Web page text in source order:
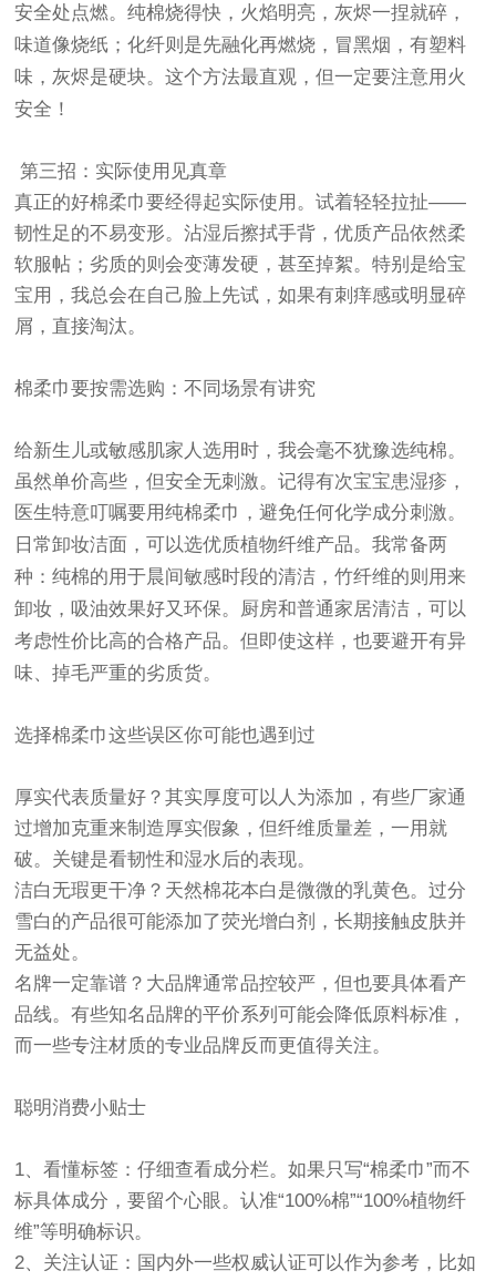
安全处点燃。纯棉烧得快，火焰明亮，灰烬一捏就碎，
味道像烧纸；化纤则是先融化再燃烧，冒黑烟，有塑料
味，灰烬是硬块。这个方法最直观，但一定要注意用火
安全！
第三招：实际使用见真章
真正的好棉柔巾要经得起实际使用。试着轻轻拉扯——
韧性足的不易变形。沾湿后擦拭手背，优质产品依然柔
软服帖；劣质的则会变薄发硬，甚至掉絮。特别是给宝
宝用，我总会在自己脸上先试，如果有刺痒感或明显碎
屑，直接淘汰。
棉柔巾要按需选购：不同场景有讲究
给新生儿或敏感肌家人选用时，我会毫不犹豫选纯棉。
虽然单价高些，但安全无刺激。记得有次宝宝患湿疹，
医生特意叮嘱要用纯棉柔巾，避免任何化学成分刺激。
日常卸妆洁面，可以选优质植物纤维产品。我常备两
种：纯棉的用于晨间敏感时段的清洁，竹纤维的则用来
卸妆，吸油效果好又环保。 厨房和普通家居清洁，可以
考虑性价比高的合格产品。但即使这样，也要避开有异
味、掉毛严重的劣质货。
选择棉柔巾这些误区你可能也遇到过
厚实代表质量好？其实厚度可以人为添加，有些厂家通
过增加克重来制造厚实假象，但纤维质量差，一用就
破。关键是看韧性和湿水后的表现。
洁白无瑕更干净？天然棉花本白是微微的乳黄色。过分
雪白的产品很可能添加了荧光增白剂，长期接触皮肤并
无益处。
名牌一定靠谱？大品牌通常品控较严，但也要具体看产
品线。有些知名品牌的平价系列可能会降低原料标准，
而一些专注材质的专业品牌反而更值得关注。
聪明消费小贴士
1、看懂标签：仔细查看成分栏。如果只写“棉柔巾”而不
标具体成分，要留个心眼。认准“100%棉”“100%植物纤
维”等明确标识。
2、关注认证：国内外一些权威认证可以作为参考，比如